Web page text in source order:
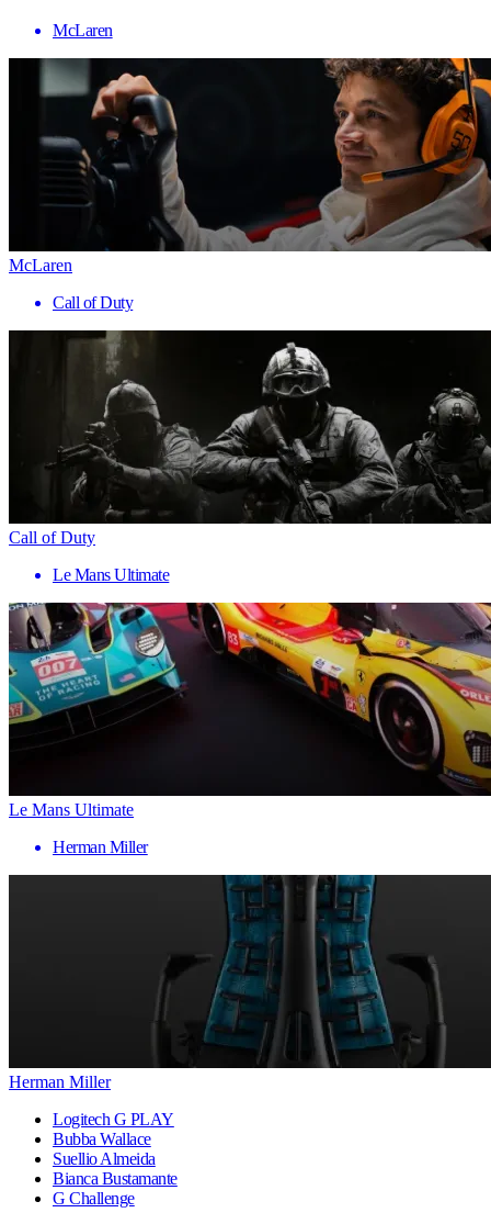
McLaren
McLaren
Call of Duty
Call of Duty
Le Mans Ultimate
Le Mans Ultimate
Herman Miller
Herman Miller
Logitech G PLAY
Bubba Wallace
Suellio Almeida
Bianca Bustamante
G Challenge